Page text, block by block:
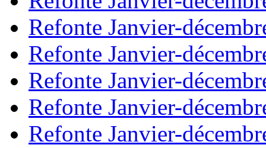
Refonte Janvier-
Refonte Janvier-
Refonte Janvier-
Refonte Janvier-
Refonte Janvier-